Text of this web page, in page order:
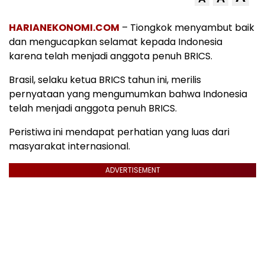
HARIANEKONOMI.COM – Tiongkok menyambut baik
dan mengucapkan selamat kepada Indonesia
karena telah menjadi anggota penuh BRICS.
Brasil, selaku ketua BRICS tahun ini, merilis
pernyataan yang mengumumkan bahwa Indonesia
telah menjadi anggota penuh BRICS.
Peristiwa ini mendapat perhatian yang luas dari
masyarakat internasional.
ADVERTISEMENT